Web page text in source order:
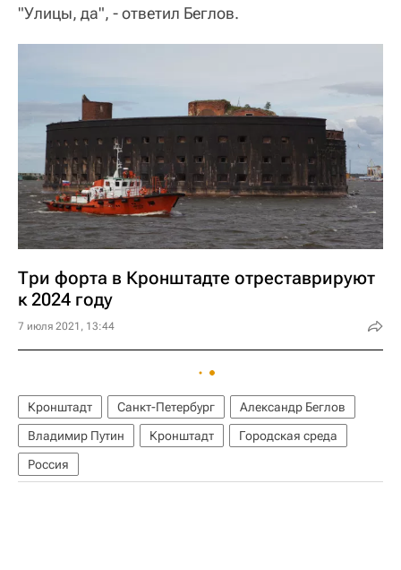
"Улицы, да", - ответил Беглов.
Три форта в Кронштадте отреставрируют
к 2024 году
7 июля 2021, 13:44
Кронштадт Санкт-Петербург
Александр Беглов
Владимир Путин
Кронштадт
Городская среда
Россия